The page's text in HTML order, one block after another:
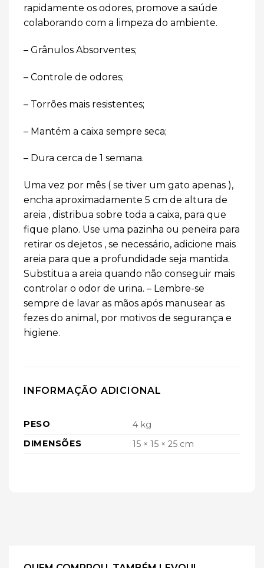
rapidamente os odores, promove a saúde
colaborando com a limpeza do ambiente.
– Grânulos Absorventes;
– Controle de odores;
– Torrões mais resistentes;
– Mantém a caixa sempre seca;
– Dura cerca de 1 semana.
Uma vez por mês ( se tiver um gato apenas ),
encha aproximadamente 5 cm de altura de
areia , distribua sobre toda a caixa, para que
fique plano. Use uma pazinha ou peneira para
retirar os dejetos , se necessário, adicione mais
areia para que a profundidade seja mantida.
Substitua a areia quando não conseguir mais
controlar o odor de urina. – Lembre-se
sempre de lavar as mãos após manusear as
fezes do animal, por motivos de segurança e
higiene.
INFORMAÇÃO ADICIONAL
PESO
4 kg
DIMENSÕES
15 × 15 × 25 cm